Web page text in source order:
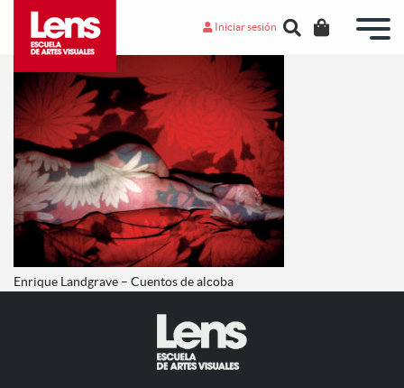
Iniciar sesión
Enrique Landgrave – Cuentos de alcoba